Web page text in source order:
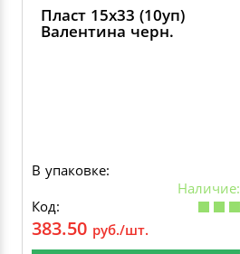
Пласт 15х33 (10уп)
Валентина черн.
В упаковке:
Наличие:
Код:
383.50 руб./шт.